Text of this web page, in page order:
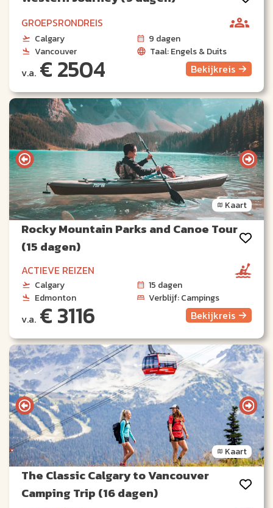
GROEPSRONDREIS
Calgary
9 dagen
Vancouver
Taal: Engels & Duits
v.a. € 2504 Bekijkreis
Kaart
Rocky Mountain Parks and Canoe Tour
(15 dagen)
ACTIEVE REIZEN
Calgary
15 dagen
Edmonton
Verblijf: Campings
v.a. € 3116 Bekijkreis
Kaart
The Classic Calgary to Vancouver
Camping Trip (16 dagen)